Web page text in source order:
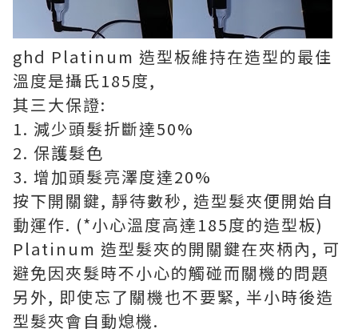
ghd Platinum 造型板維持在造型的最佳
溫度是攝氏185度,
其三大保證:
1. 減少頭髮折斷達50%
2. 保護髮色
3. 增加頭髮亮澤度達20%
按下開關鍵, 靜待數秒, 造型髮夾便開始自
動運作. (*小心溫度高達185度的造型板)
Platinum 造型髮夾的開關鍵在夾柄內, 可
避免因夾髮時不小心的觸碰而關機的問題
另外, 即使忘了關機也不要緊, 半小時後造
型髮夾會自動熄機.